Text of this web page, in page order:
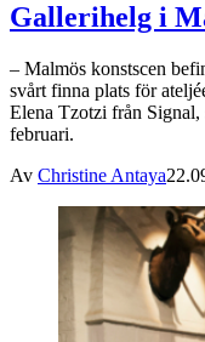
Gallerihelg i
– Malmös konstscen
svårt finna plats för
Elena Tzotzi från Signal,
februari.
Av Christine Antaya